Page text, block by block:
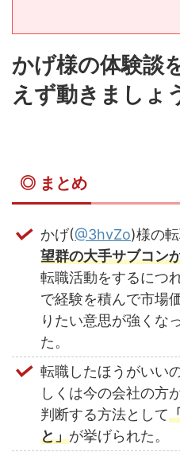
かげ様の体験談
えず動きましょ
◎ まとめ
かげ(@3hvZo)様の
望群の大手サブコン
転職活動をするにつ
で経験を積んで市場
りたい意思が強くな
た。
転職したほうがいい
しくは今の会社の方
判断する方法として
と」が挙げられた。